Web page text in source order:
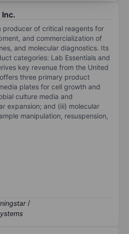
Inc.
producer of critical reagents for
and commercialization of
and molecular diagnostics. Its
categories: Lab Essentials and
key revenue from the United
three primary product
plates for cell growth and
culture media and
expansion; and (iii) molecular
manipulation, resuspension,
/